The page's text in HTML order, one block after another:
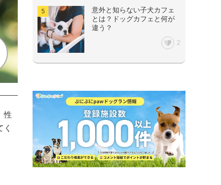
性
意外と知らない子犬カフェ
とは？ドッグカフェと何が
違う？
2